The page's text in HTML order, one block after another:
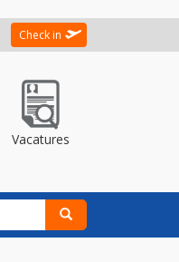
Check in
Vacatures